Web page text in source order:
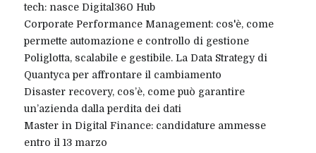
tech: nasce Digital360 Hub
Corporate Performance Management: cos'è, come
permette automazione e controllo di gestione
Poliglotta, scalabile e gestibile. La Data Strategy di
Quantyca per affrontare il cambiamento
Disaster recovery, cos’è, come può garantire
un’azienda dalla perdita dei dati
Master in Digital Finance: candidature ammesse
entro il 13 marzo